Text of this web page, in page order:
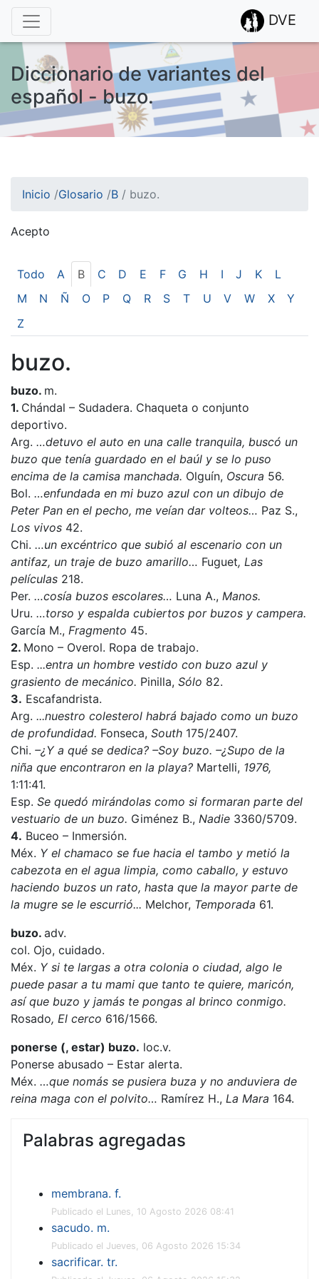
DVE
Diccionario de variantes del
español - buzo.
Inicio /Glosario /B / buzo.
Acepto
Esto nos ayuda a recolectar estadísticas de las visitas.
Todo A B C D E F G H I J K
L
M
N Ñ O P Q R S T U V W X
Y
Z
buzo.
buzo. m.
1. Chándal – Sudadera. Chaqueta o conjunto
deportivo.
Arg. …detuvo el auto en una calle tranquila, buscó un
buzo que tenía guardado en el baúl y se lo puso
encima de la camisa manchada. Olguín, Oscura 56.
Bol. …enfundada en mi buzo azul con un dibujo de
Peter Pan en el pecho, me veían dar volteos… Paz S.,
Los vivos 42.
Chi. …un excéntrico que subió al escenario con un
antifaz, un traje de buzo amarillo… Fuguet, Las
películas 218.
Per. …cosía buzos escolares… Luna A., Manos.
Uru. …torso y espalda cubiertos por buzos y campera.
García M., Fragmento 45.
2. Mono – Overol. Ropa de trabajo.
Esp. ...entra un hombre vestido con buzo azul y
grasiento de mecánico. Pinilla, Sólo 82.
3. Escafandrista.
Arg. ...nuestro colesterol habrá bajado como un buzo
de profundidad. Fonseca, South 175/2407.
Chi. –¿Y a qué se dedica? –Soy buzo. –¿Supo de la
niña que encontraron en la playa? Martelli, 1976,
1:11:41.
Esp. Se quedó mirándolas como si formaran parte del
vestuario de un buzo. Giménez B., Nadie 3360/5709.
4. Buceo – Inmersión.
Méx. Y el chamaco se fue hacia el tambo y metió la
cabezota en el agua limpia, como caballo, y estuvo
haciendo buzos un rato, hasta que la mayor parte de
la mugre se le escurrió... Melchor, Temporada 61.
buzo. adv.
col. Ojo, cuidado.
Méx. Y si te largas a otra colonia o ciudad, algo le
puede pasar a tu mami que tanto te quiere, maricón,
así que buzo y jamás te pongas al brinco conmigo.
Rosado, El cerco 616/1566.
ponerse (, estar) buzo. loc.v.
Ponerse abusado – Estar alerta.
Méx. …que nomás se pusiera buza y no anduviera de
reina maga con el polvito… Ramírez H., La Mara 164.
Palabras agregadas
membrana. f.
Publicado el Lunes, 10 Agosto 2026 08:41
sacudo. m.
Publicado el Jueves, 06 Agosto 2026 15:34
sacrificar. tr.